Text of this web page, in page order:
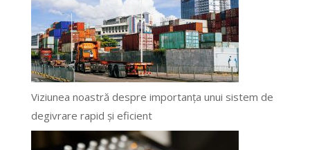
Viziunea noastră despre importanța unui sistem de
degivrare rapid și eficient